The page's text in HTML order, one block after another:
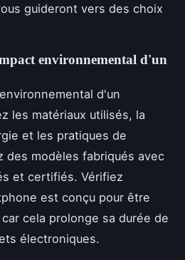
guideront vers des choix
environnemental d'un
d'un
les matériaux utilisés, la
et les pratiques de
des modèles fabriqués avec
et certifiés. Vérifiez
est conçu pour être
cela prolonge sa durée de
électroniques.